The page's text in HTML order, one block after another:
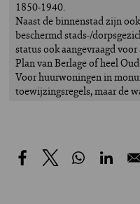
1850-1940.
Naast de binnenstad zijn
beschermd stads-/
status ook aangevraagd
Plan van Berlage of heel
Voor huurwoningen in
toewijzingsregels, maar de